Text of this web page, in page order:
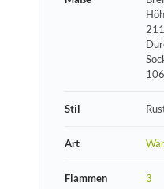
Stil
Art
Flammen 3